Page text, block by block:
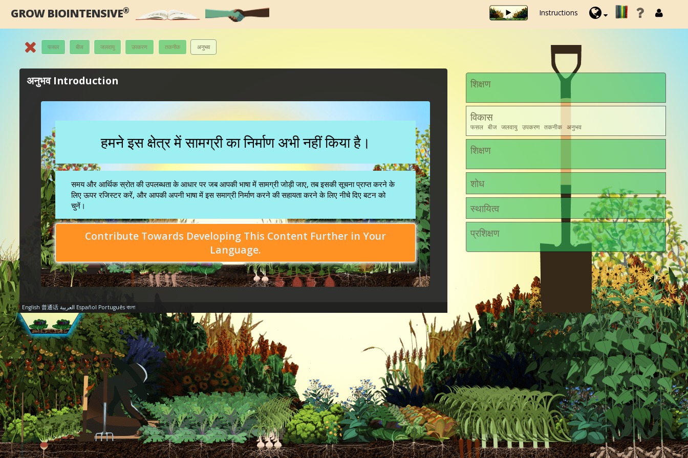
GROW BIOINTENSIVE® Instructions
फसल बीज जलवायु उपकरण तकनीक अनुभव
अनुभव Introduction
हमने इस क्षेत्र में सामग्री का निर्माण अभी नहीं किया है।
समय और आर्थिक स्रोत की उपलब्धता के आधार पर जब आपकी भाषा में सामग्री जोड़ी जाए, तब इसकी सूचना प्राप्त करने के
लिए ऊपर रजिस्टर करें, और आपकी अपनी भाषा में इस समाग्री निर्माण करने की सहायता करने के लिए नीचे दिए बटन को
चुनें।
Contribute Towards Developing This Content Further in Your
Language.
English 普通话 العربية Español Português বাংলা
शिक्षण
विकास
फसल बीज जलवायु उपकरण तकनीक अनुभव
शिक्षण
शोध
स्थायित्व
प्रशिक्षण